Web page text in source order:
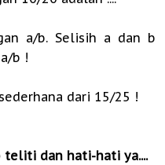
a/b. Selisih a dan b
b !
dari 15/25 !
dan hati-hati ya....